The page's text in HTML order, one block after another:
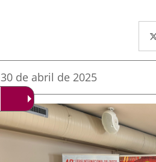
Fecha
de
noticia
30 de abril de 2025